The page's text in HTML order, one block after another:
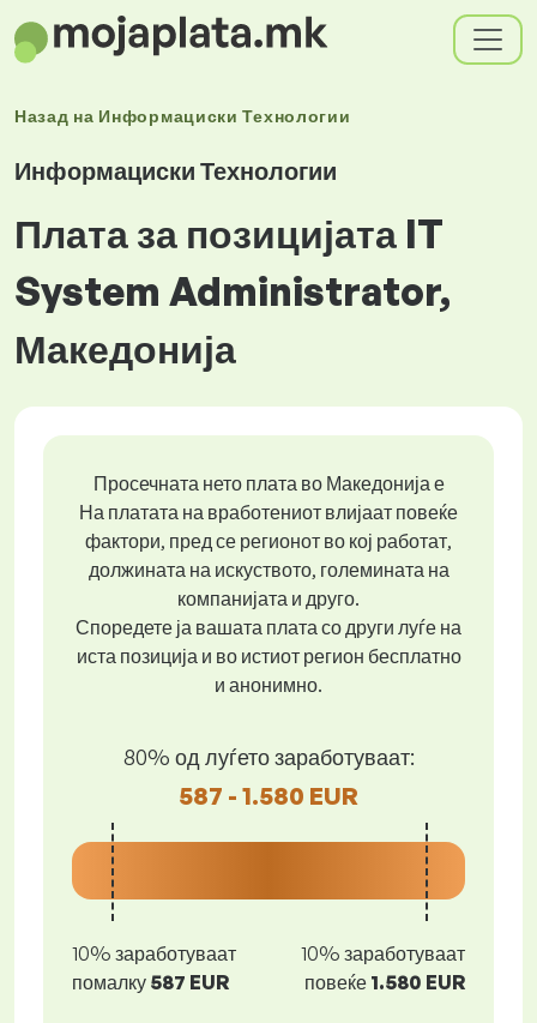
Назад на Информациски Технологии
Информациски Технологии
Плата за позицијата IT
System Administrator,
Македонија
Просечната нето плата во Македонија е
На платата на вработениот влијаат повеќе
фактори, пред се регионот во кој работат,
должината на искуството, големината на
компанијата и друго.
Споредете ја вашата плата со други луѓе на
иста позиција и во истиот регион бесплатно
и анонимно.
80% од луѓето заработуваат:
587 - 1.580 EUR
10% заработуваат
помалку 587 EUR
10% заработуваат
повеќе 1.580 EUR